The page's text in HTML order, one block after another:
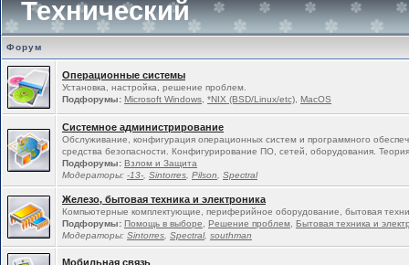
Технический
Форум
Операционные системы
Установка, настройка, решение проблем.
Подфорумы: Microsoft Windows *NIX (BSD/Linux/etc) MacOS
Системное администрирование
Обслуживание, конфигурация операционных систем и программного
средства безопасности. Конфигурирование ПО, сетей, оборудования.
Подфорумы: Взлом и Защита
Модераторы: -13- Sintorres Pilson Spectral
Железо, бытовая техника и электроника
Компьютерные комплектующие, периферийное оборудование, бытовая
Подфорумы: Помощь в выборе Решение проблем Бытовая техника и
Модераторы: Sintorres Spectral, southman
Мобильная связь